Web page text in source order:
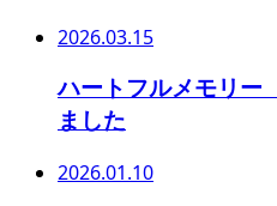
2026.03.15
ハートフルメモリ
ました
2026.01.10